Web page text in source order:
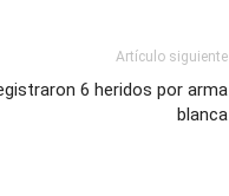
Artículo siguiente
6 heridos por arma
blanca